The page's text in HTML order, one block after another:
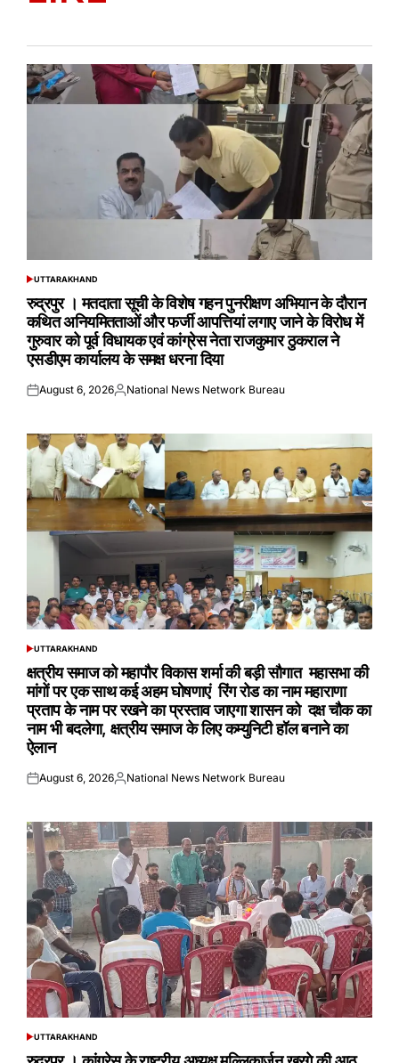
POSTED
UTTARAKHAND
रुद्रपुर । मतदाता सूची के विशेष गहन पुनरीक्षण अभियान के दौरान
कथित अनियमितताओं और फर्जी आपत्तियां लगाए जाने के विरोध में
गुरुवार को पूर्व विधायक एवं कांग्रेस नेता राजकुमार ठुकराल ने
एसडीएम कार्यालय के समक्ष धरना दिया
Posted
August 6, 2026Posted
National News Network Bureau
POSTED
UTTARAKHAND
क्षत्रीय समाज को महापौर विकास शर्मा की बड़ी सौगात महासभा की
मांगों पर एक साथ कई अहम घोषणाएं रिंग रोड का नाम महाराणा
प्रताप के नाम पर रखने का प्रस्ताव जाएगा शासन को दक्ष चौक का
नाम भी बदलेगा, क्षत्रीय समाज के लिए कम्युनिटी हॉल बनाने का
ऐलान
Posted
August 6, 2026Posted
National News Network Bureau
POSTED
UTTARAKHAND